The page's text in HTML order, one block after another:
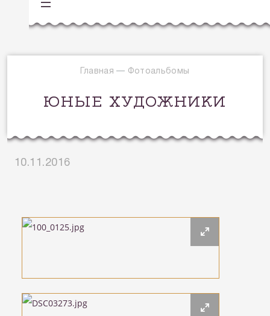
Главная— Фотоальбомы
ЮНЫЕ ХУДОЖНИКИ
10.11.2016